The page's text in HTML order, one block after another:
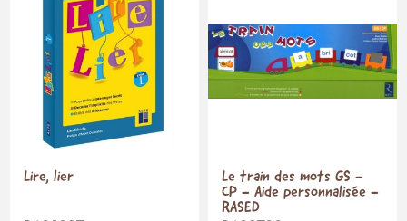
Lire, lier
Le train des mots GS -
CP - Aide personnalisée -
RASED